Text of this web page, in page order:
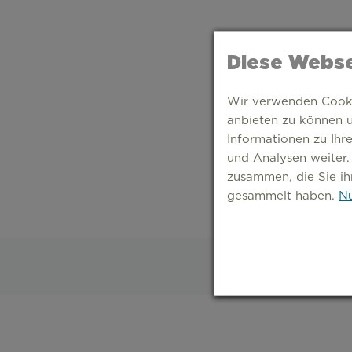
Diese
Wir verwenden
anbieten zu können
Informationen zu
und Analysen
zusammen, die Sie
gesammelt haben.